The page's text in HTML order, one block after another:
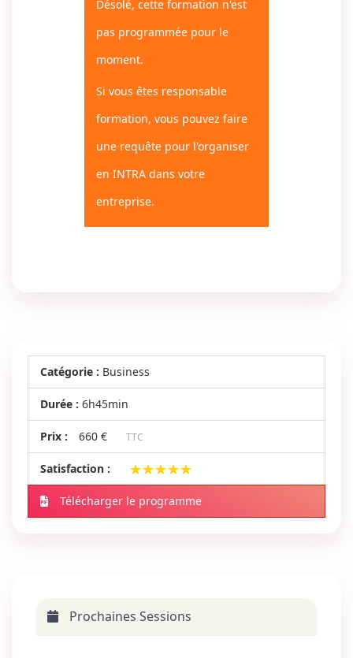
Désolé, cette formation n'est
pas programmée pour le
moment.
Si vous êtes responsable
formation, vous pouvez faire
une requête pour l'organiser
en INTRA dans votre
entreprise.
Catégorie : Business
Durée : 6h45min
Prix : 660 € TTC
Satisfaction : ★★★★★
★★★★★
Télécharger le programme
Prochaines Sessions